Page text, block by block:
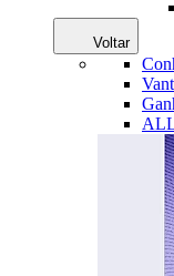
Voltar